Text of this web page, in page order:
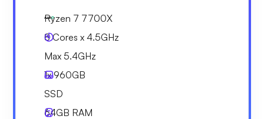
Ryzen 7 7700X
8 Cores x 4.5GHz
Max 5.4GHz
1x960GB
SSD
64GB RAM